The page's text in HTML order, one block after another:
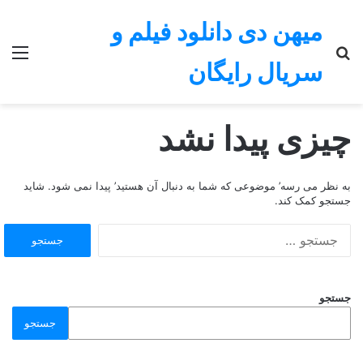
میهن دی دانلود فیلم و
سریال رایگان
جستجو
برای
چیزی پیدا نشد
به نظر می رسه’ موضوعی که شما به دنبال آن هستید’ پیدا نمی شود. شاید
جستجو کمک کند.
جستجو
جستجو